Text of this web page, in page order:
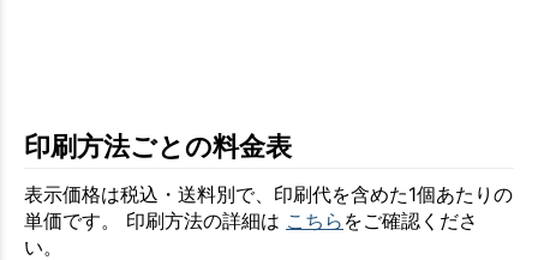
印刷方法ごとの料金表
表示価格は税込・送料別で、印刷代を含めた1個あたりの
単価です。 印刷方法の詳細は こちら をご確認くださ
い。